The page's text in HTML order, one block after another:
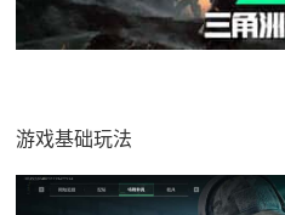
游戏基础玩法